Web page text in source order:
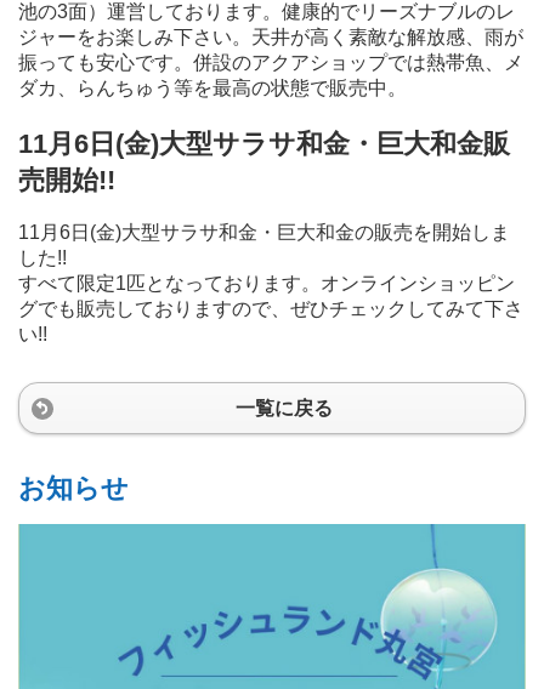
池の3面）運営しております。健康的でリーズナブルのレ
ジャーをお楽しみ下さい。天井が高く素敵な解放感、雨が
振っても安心です。併設のアクアショップでは熱帯魚、メ
ダカ、らんちゅう等を最高の状態で販売中。
11月6日(金)大型サラサ和金・巨大和金販
売開始!!
11月6日(金)大型サラサ和金・巨大和金の販売を開始しま
した!!
すべて限定1匹となっております。オンラインショッピン
グでも販売しておりますので、ぜひチェックしてみて下さ
い!!
一覧に戻る
お知らせ